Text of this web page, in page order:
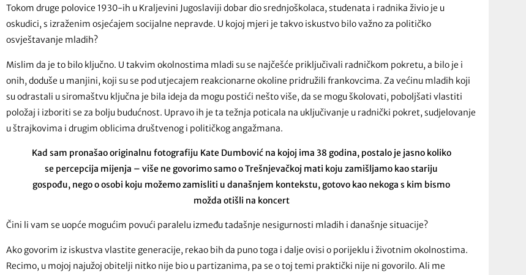
Tokom druge polovice 1930-ih u Kraljevini Jugoslaviji dobar dio srednjoškolaca, studenata i radnika živio je u
oskudici, s izraženim osjećajem socijalne nepravde. U kojoj mjeri je takvo iskustvo bilo važno za političko
osvještavanje mladih?
Mislim da je to bilo ključno. U takvim okolnostima mladi su se najčešće priključivali radničkom pokretu, a bilo je i
onih, doduše u manjini, koji su se pod utjecajem reakcionarne okoline pridružili frankovcima. Za većinu mladih koji
su odrastali u siromaštvu ključna je bila ideja da mogu postići nešto više, da se mogu školovati, poboljšati vlastiti
položaj i izboriti se za bolju budućnost. Upravo ih je ta težnja poticala na uključivanje u radnički pokret, sudjelovanje
u štrajkovima i drugim oblicima društvenog i političkog angažmana.
Kad sam pronašao originalnu fotografiju Kate Dumbović na kojoj ima 38 godina, postalo je jasno koliko
se percepcija mijenja – više ne govorimo samo o Trešnjevačkoj mati koju zamišljamo kao stariju
gospođu, nego o osobi koju možemo zamisliti u današnjem kontekstu, gotovo kao nekoga s kim bismo
možda otišli na koncert
Čini li vam se uopće mogućim povući paralelu između tadašnje nesigurnosti mladih i današnje situacije?
Ako govorim iz iskustva vlastite generacije, rekao bih da puno toga i dalje ovisi o porijeklu i životnim okolnostima.
Recimo, u mojoj najužoj obitelji nitko nije bio u partizanima, pa se o toj temi praktički nije ni govorilo. Ali me